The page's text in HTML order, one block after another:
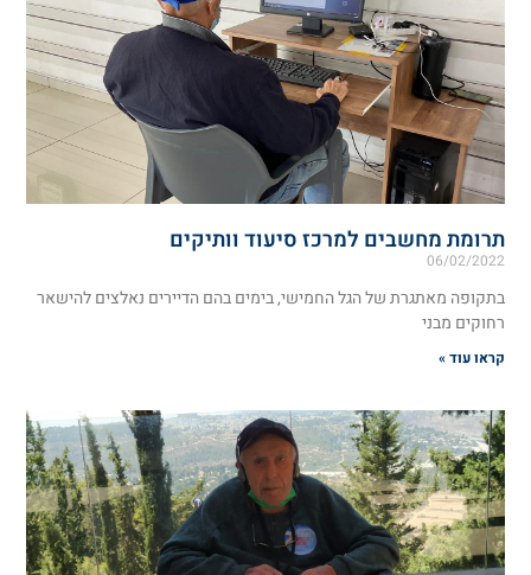
תרומת מחשבים למרכז סיעוד וותיקים
06/02/2022
בתקופה מאתגרת של הגל החמישי, בימים בהם הדיירים נאלצים להישאר
רחוקים מבני
קראו עוד »